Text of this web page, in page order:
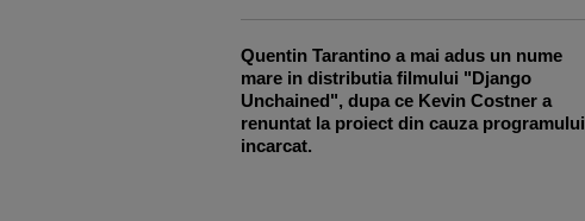
Quentin Tarantino a mai adus un nume
mare in distributia filmului "Django
Unchained", dupa ce Kevin Costner a
renuntat la proiect din cauza programului
incarcat.